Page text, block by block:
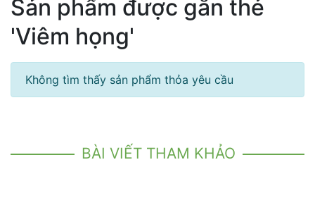
Sản phẩm được gắn thẻ
'Viêm họng'
Không tìm thấy sản phẩm thỏa yêu cầu
BÀI VIẾT THAM KHẢO